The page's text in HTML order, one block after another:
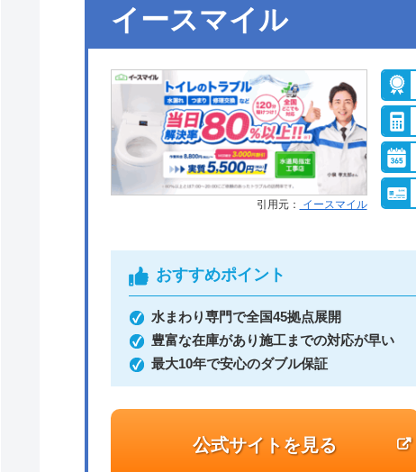
イースマイル
引用元： イースマイル
おすすめポイント
水まわり専門で全国45拠点展開
豊富な在庫があり施工までの対応が早い
最大10年で安心のダブル保証
公式サイトを見る